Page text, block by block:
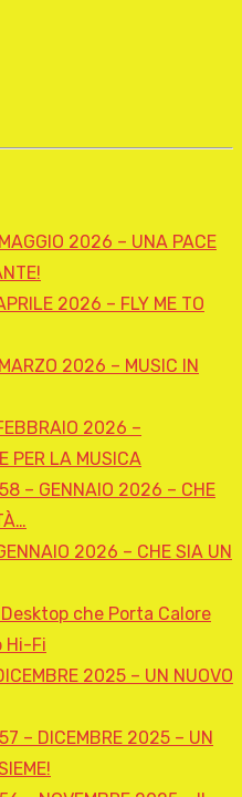
2026 – UNA PACE
2026 – FLY ME TO
2026 – MUSIC IN
2026 –
PER LA MUSICA
– GENNAIO 2026 – CHE
2026 – CHE SIA UN
Desktop che Porta Calore
Hi-Fi
2025 – UN NUOVO
– DICEMBRE 2025 – UN